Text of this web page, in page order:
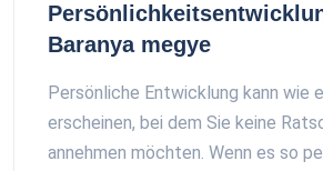
Baranya megye
Persönliche Entwicklung kann wie
erscheinen, bei dem Sie keine
annehmen möchten. Wenn es so